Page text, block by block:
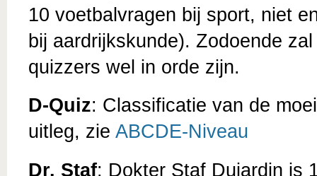
10 voetbalvragen bij sport, niet
bij aardrijkskunde). Zodoende
quizzers wel in orde zijn.
D-Quiz: Classificatie van de
uitleg, zie ABCDE-Niveau
Dr. Staf: Dokter Staf Dujardin is